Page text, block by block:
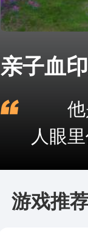
亲子血
他是
人眼
游戏推